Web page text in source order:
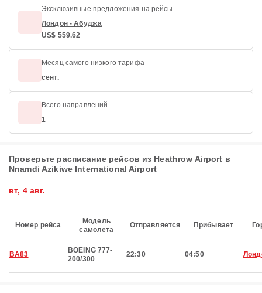
Эксклюзивные предложения на рейсы
Лондон - Абуджа
US$ 559.62
Месяц самого низкого тарифа
сент.
Всего направлений
1
Проверьте расписание рейсов из Heathrow Airport в
Nnamdi Azikiwe International Airport
вт, 4 авг.
Номер рейса
Модель
самолета
Отправляется Прибывает
BA83
BOEING 777-
200/300
22:30 04:50